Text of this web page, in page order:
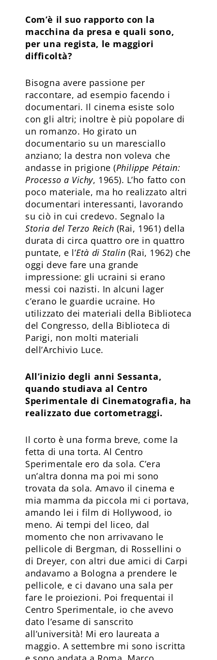
Com’è il suo rapporto con la
macchina da presa e quali sono,
per una regista, le maggiori
difficoltà?
Bisogna avere passione per
raccontare, ad esempio facendo i
documentari. Il cinema esiste solo
con gli altri; inoltre è più popolare di
un romanzo. Ho girato un
documentario su un maresciallo
anziano; la destra non voleva che
andasse in prigione (Philippe Pétain:
Processo a Vichy, 1965). L’ho fatto con
poco materiale, ma ho realizzato altri
documentari interessanti, lavorando
su ciò in cui credevo. Segnalo la
Storia del Terzo Reich (Rai, 1961) della
durata di circa quattro ore in quattro
puntate, e l’Età di Stalin (Rai, 1962) che
oggi deve fare una grande
impressione: gli ucraini si erano
messi coi nazisti. In alcuni lager
c’erano le guardie ucraine. Ho
utilizzato dei materiali della Biblioteca
del Congresso, della Biblioteca di
Parigi, non molti materiali
dell’Archivio Luce.
All’inizio degli anni Sessanta,
quando studiava al Centro
Sperimentale di Cinematografia, ha
realizzato due cortometraggi.
Il corto è una forma breve, come la
fetta di una torta. Al Centro
Sperimentale ero da sola. C’era
un’altra donna ma poi mi sono
trovata da sola. Amavo il cinema e
mia mamma da piccola mi ci portava,
amando lei i film di Hollywood, io
meno. Ai tempi del liceo, dal
momento che non arrivavano le
pellicole di Bergman, di Rossellini o
di Dreyer, con altri due amici di Carpi
andavamo a Bologna a prendere le
pellicole, e ci davano una sala per
fare le proiezioni. Poi frequentai il
Centro Sperimentale, io che avevo
dato l’esame di sanscrito
all’università! Mi ero laureata a
maggio. A settembre mi sono iscritta